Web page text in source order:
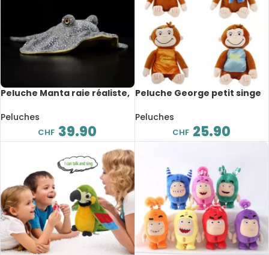
Peluche Manta raie réaliste,
Peluches
CHF 39.90
Peluche George petit singe
Peluches
CHF 25.90